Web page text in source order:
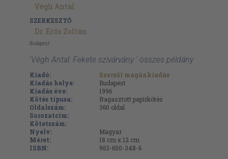
Végh Antal
SZERKESZTŐ
Dr. Erős Zoltán
Budapest
'Végh Antal: Fekete szivárvány ' összes példány
Kiadó:
Szerzői magánkiadás
Kiadás helye:
Budapest
Kiadás éve:
1996
Kötés típusa:
Ragasztott papírkötés
Oldalszám:
360 oldal
Sorozatcím:
Kötetszám:
Nyelv:
Magyar
Méret:
18 cm x 12 cm
ISBN:
963-650-348-6